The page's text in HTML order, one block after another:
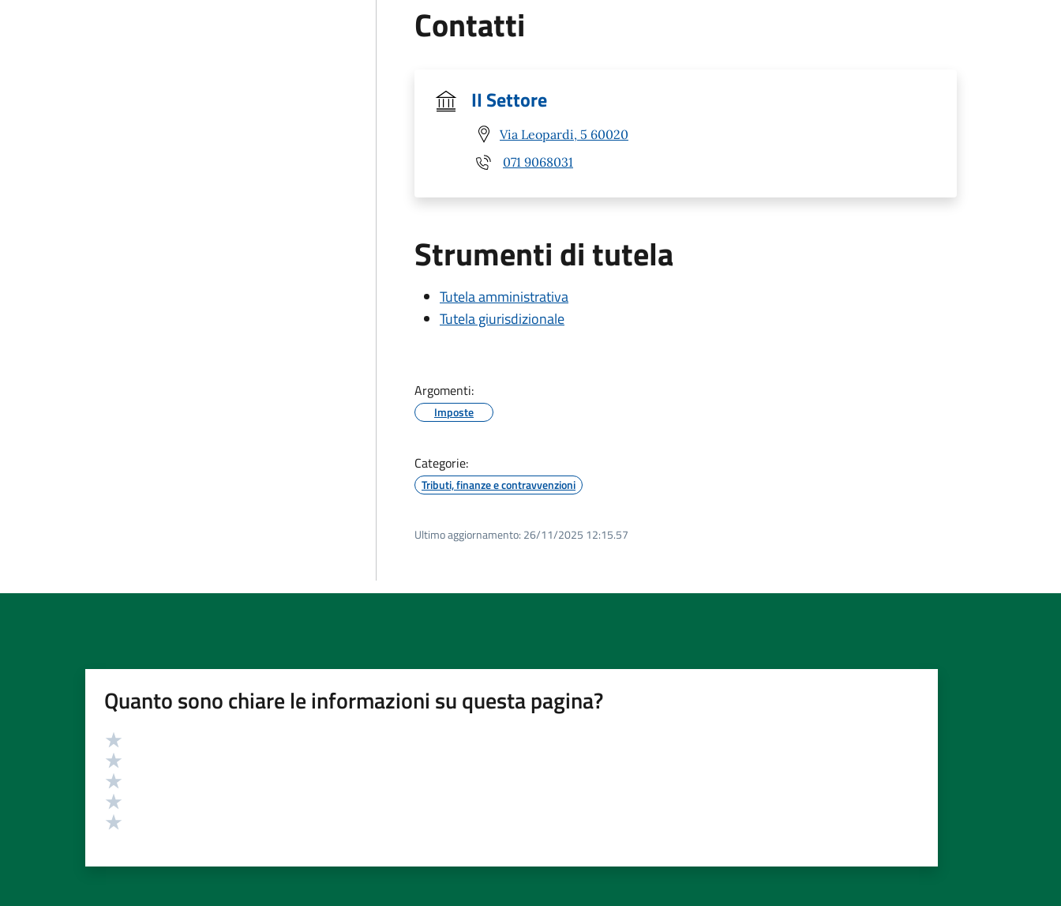
Contatti
II Settore
Via Leopardi, 5 60020
071 9068031
Strumenti di tutela
Tutela amministrativa
Tutela giurisdizionale
Argomenti:
Imposte
Categorie:
Tributi, finanze e contravvenzioni
Ultimo aggiornamento: 26/11/2025 12:15.57
Quanto sono chiare le informazioni su questa pagina?
Valutazione